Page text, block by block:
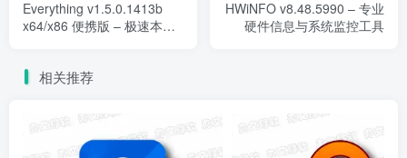
Everything v1.5.0.1413b
x64/x86 便携版 – 极速本地
HWiNFO v8.48.5990 – 专业
硬件信息与系统监控工具
相关推荐